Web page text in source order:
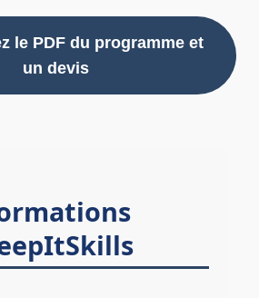
le PDF du programme et
un devis